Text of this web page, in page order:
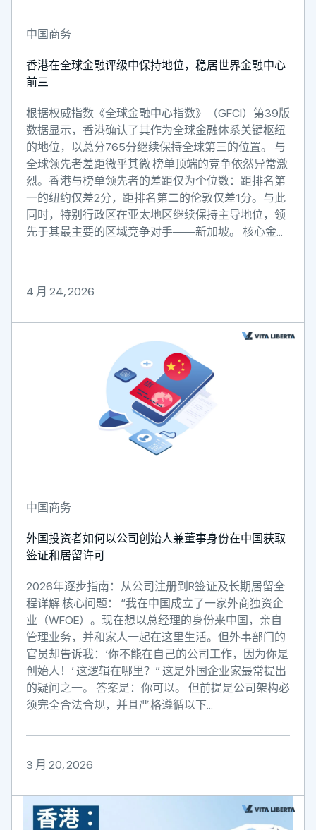
中国商务
香港在全球金融评级中保持地位，稳居世界金融中心
前三
根据权威指数《全球金融中心指数》（GFCI）第39版
数据显示，香港确认了其作为全球金融体系关键枢纽
的地位，以总分765分继续保持全球第三的位置。 与
全球领先者差距微乎其微 榜单顶端的竞争依然异常激
烈。香港与榜单领先者的差距仅为个位数：距排名第
一的纽约仅差2分，距排名第二的伦敦仅差1分。与此
同时，特别行政区在亚太地区继续保持主导地位，领
先于其最主要的区域竞争对手——新加坡。 核心金...
4 月 24, 2026
中国商务
外国投资者如何以公司创始人兼董事身份在中国获取
签证和居留许可
2026年逐步指南：从公司注册到R签证及长期居留全
程详解 核心问题： “我在中国成立了一家外商独资企
业（WFOE）。现在想以总经理的身份来中国，亲自
管理业务，并和家人一起在这里生活。但外事部门的
官员却告诉我：‘你不能在自己的公司工作，因为你是
创始人！’ 这逻辑在哪里？” 这是外国企业家最常提出
的疑问之一。 答案是：你可以。 但前提是公司架构必
须完全合法合规，并且严格遵循以下...
3 月 20, 2026